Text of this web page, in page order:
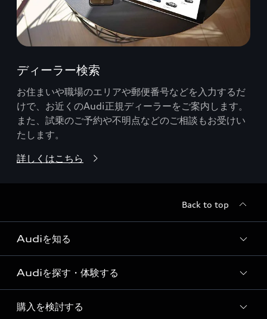
ディーラー検索
お住まいや職場のエリアや郵便番号などを入力するだ
けで、お近くのAudi正規ディーラーをご案内します。
また、試乗のご予約や不明点などのご相談もお受けい
たします。
詳しくはこちら
Back to top
Audiを知る
Audi ブランド
Story of Progress
Audiを探す・体験する
ディーラー検索
購入を検討する